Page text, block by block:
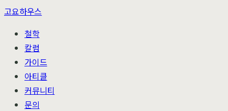
고요하우스
철학
칼럼
가이드
아티클
커뮤니티
문의